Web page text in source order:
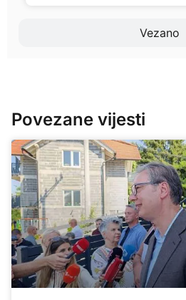
Vezano
Povezane vijesti